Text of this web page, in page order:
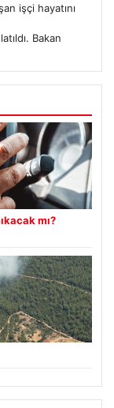
işçi hayatını
Bakan
mı?